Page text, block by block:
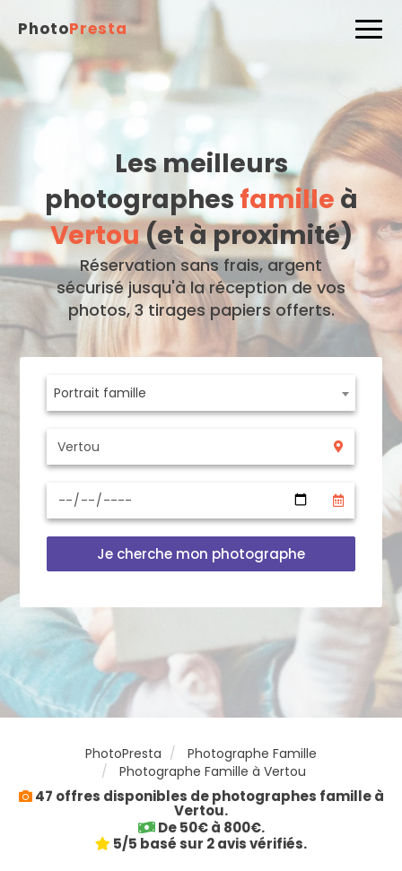
PhotoPresta
Les meilleurs
photographes famille à
Vertou(et à proximité)
Réservation sans frais, argent
sécurisé jusqu'à la réception de vos
photos, 3 tirages papiers offerts.
Portrait famille
Je cherche mon photographe
PhotoPresta
Photographe Famille
Photographe Famille à Vertou
47 offres disponibles de photographes famille à
Vertou.
De 50€ à 800€.
5/5 basé sur 2 avis vérifiés.